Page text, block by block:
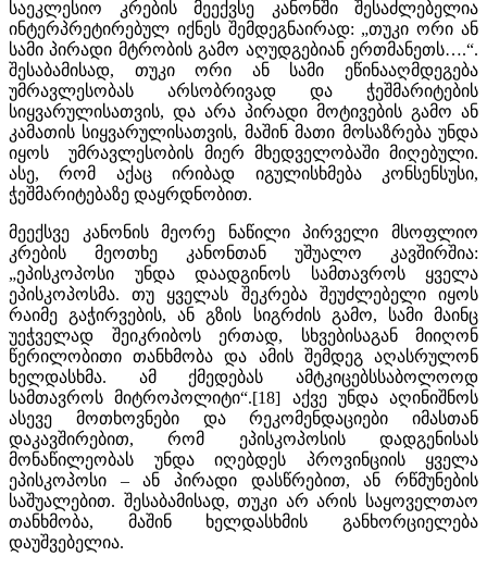
საეკლესიო კრების მეექვსე კანონში შესაძლებელია
ინტერპრეტირებულ იქნეს შემდეგნაირად: „თუკი ორი ან
სამი პირადი მტრობის გამო აღუდგებიან ერთმანეთს….“.
შესაბამისად, თუკი ორი ან სამი ეწინააღმდეგება
უმრავლესობას არსობრივად და ჭეშმარიტების
სიყვარულისათვის, და არა პირადი მოტივების გამო ან
კამათის სიყვარულისათვის, მაშინ მათი მოსაზრება უნდა
იყოს უმრავლესობის მიერ მხედველობაში მიღებული.
ასე, რომ აქაც ირიბად იგულისხმება კონსენსუსი,
ჭეშმარიტებაზე დაყრდნობით.
მეექსვე კანონის მეორე ნაწილი პირველი მსოფლიო
კრების მეოთხე კანონთან უშუალო კავშირშია:
„ეპისკოპოსი უნდა დაადგინოს სამთავროს ყველა
ეპისკოპოსმა. თუ ყველას შეკრება შეუძლებელი იყოს
რაიმე გაჭირვების, ან გზის სიგრძის გამო, სამი მაინც
უეჭველად შეიკრიბოს ერთად, სხვებისაგან მიიღონ
წერილობითი თანხმობა და ამის შემდეგ აღასრულონ
ხელდასხმა. ამ ქმედებას ამტკიცებსსაბოლოოდ
სამთავროს მიტროპოლიტი“.[18] აქვე უნდა აღინიშნოს
ასევე მოთხოვნები და რეკომენდაციები იმასთან
დაკავშირებით, რომ ეპისკოპოსის დადგენისას
მონაწილეობას უნდა იღებდეს პროვინციის ყველა
ეპისკოპოსი – ან პირადი დასწრებით, ან რწმუნების
საშუალებით. შესაბამისად, თუკი არ არის საყოველთაო
თანხმობა, მაშინ ხელდასხმის განხორციელება
დაუშვებელია.